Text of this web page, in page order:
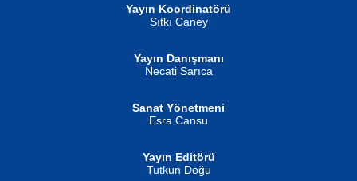
Yayın Koordinatörü
Sıtkı Caney
Yayın Danışmanı
Necati Sarıca
Sanat Yönetmeni
Esra Cansu
Yayın Editörü
Tutkun Doğu